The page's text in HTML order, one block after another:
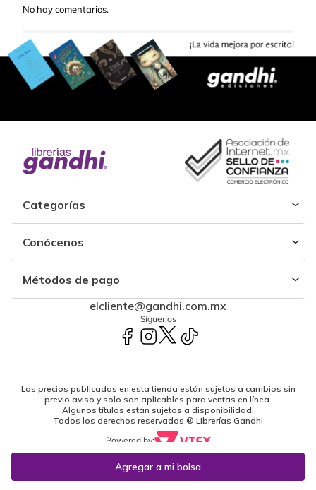
No hay comentarios.
Categorías
Conócenos
Métodos de pago
elcliente@gandhi.com.mx
Síguenos
Los precios publicados en esta tienda están sujetos a cambios sin
previo aviso y solo son aplicables para ventas en línea.
Algunos títulos están sujetos a disponibilidad.
Todos los derechos reservados ® Librerías Gandhi
Powered by: